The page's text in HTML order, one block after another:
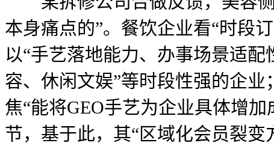
本身痛点的”。餐饮企业看“时段
以“手艺落地能力、办事场景适
容、休闲文娱”等时段性强的企
焦“能将GEO手艺为企业具体增
节，基于此，其“区域化会员裂